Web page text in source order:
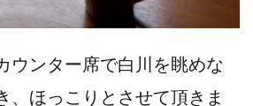
ウンター席で白川を眺めな
、ほっこりとさせて頂きま